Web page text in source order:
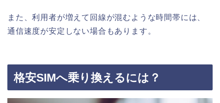
また、利用者が増えて回線が混むような時間帯には、
通信速度が安定しない場合もあります。
格安SIMへ乗り換えるには？